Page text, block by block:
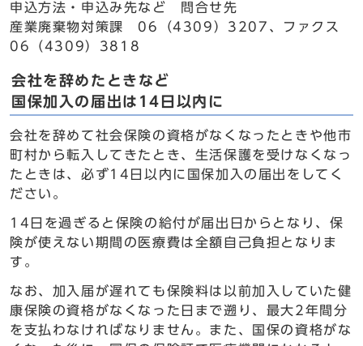
申込方法・申込み先など 問合せ先
産業廃棄物対策課 06（4309）3207、ファクス
06（4309）3818
会社を辞めたときなど
国保加入の届出は14日以内に
会社を辞めて社会保険の資格がなくなったときや他市
町村から転入してきたとき、生活保護を受けなくなっ
たときは、必ず14日以内に国保加入の届出をしてく
ださい。
14日を過ぎると保険の給付が届出日からとなり、保
険が使えない期間の医療費は全額自己負担となりま
す。
なお、加入届が遅れても保険料は以前加入していた健
康保険の資格がなくなった日まで遡り、最大2年間分
を支払わなければなりません。また、国保の資格がな